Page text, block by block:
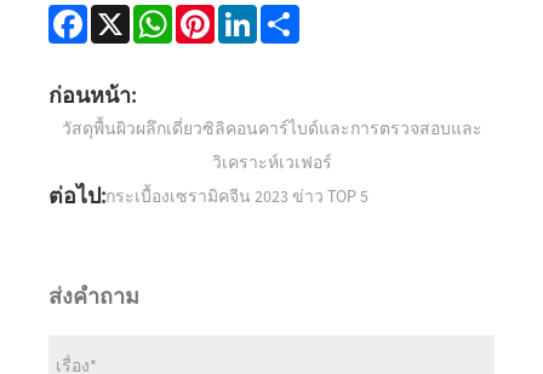
Facebook
X WhatsAppPinterestLinkedIn
ก่อนหน้า:
วัสดุพื้นผิวผลึกเดี่ยวซิลิคอนคาร์ไบด์และการตรวจสอบและ
วิเคราะห์เวเฟอร์
ต่อไป:กระเบื้องเซรามิคจีน 2023 ข่าว TOP 5
ส่งคำถาม